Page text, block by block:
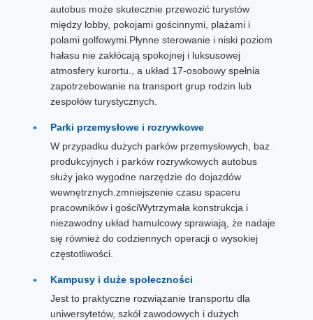
autobus może skutecznie przewozić turystów
między lobby, pokojami gościnnymi, plażami i
polami golfowymi.Płynne sterowanie i niski poziom
hałasu nie zakłócają spokojnej i luksusowej
atmosfery kurortu., a układ 17-osobowy spełnia
zapotrzebowanie na transport grup rodzin lub
zespołów turystycznych.
Parki przemysłowe i rozrywkowe
W przypadku dużych parków przemysłowych, baz
produkcyjnych i parków rozrywkowych autobus
służy jako wygodne narzędzie do dojazdów
wewnętrznych.zmniejszenie czasu spaceru
pracowników i gościWytrzymała konstrukcja i
niezawodny układ hamulcowy sprawiają, że nadaje
się również do codziennych operacji o wysokiej
częstotliwości.
Kampusy i duże społeczności
Jest to praktyczne rozwiązanie transportu dla
uniwersytetów, szkół zawodowych i dużych